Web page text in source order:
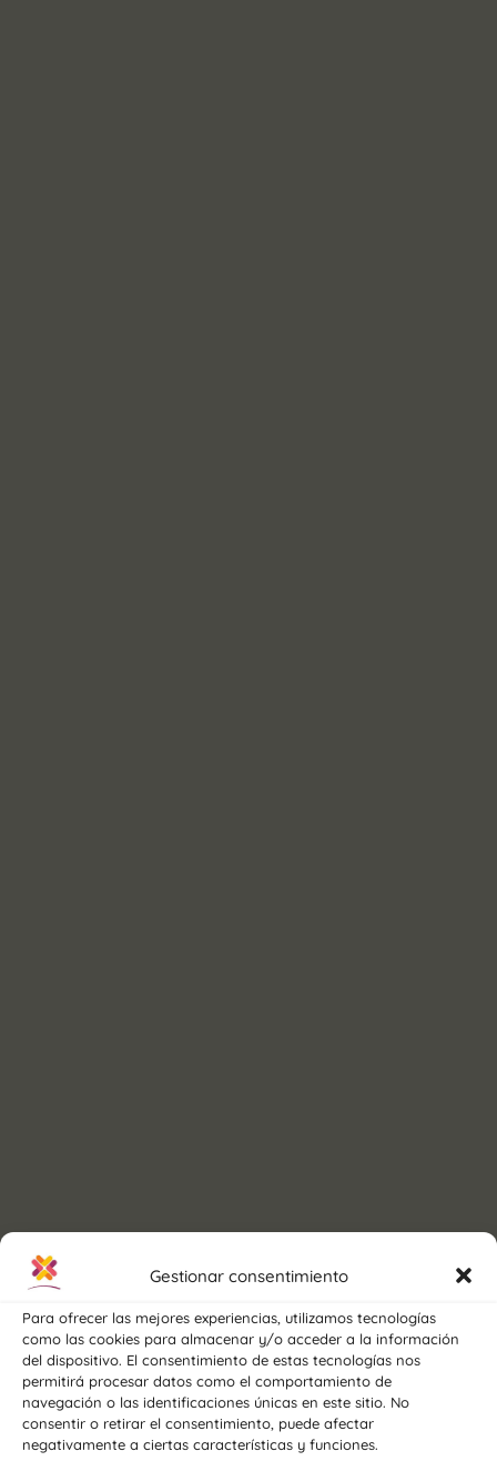
Gestionar consentimiento
Para ofrecer las mejores experiencias, utilizamos tecnologías
como las cookies para almacenar y/o acceder a la información
del dispositivo. El consentimiento de estas tecnologías nos
permitirá procesar datos como el comportamiento de
navegación o las identificaciones únicas en este sitio. No
consentir o retirar el consentimiento, puede afectar
negativamente a ciertas características y funciones.